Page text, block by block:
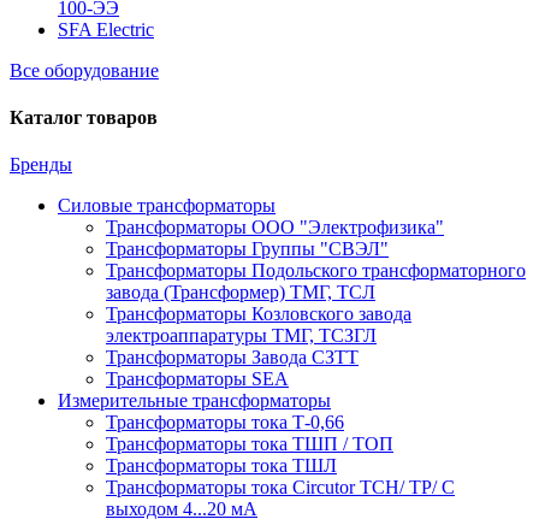
100-ЭЭ
SFA Electric
Все оборудование
Каталог товаров
Бренды
Силовые трансформаторы
Трансформаторы ООО "Электрофизика"
Трансформаторы Группы "СВЭЛ"
Трансформаторы Подольского трансформаторного
завода (Трансформер) ТМГ, ТСЛ
Трансформаторы Козловского завода
электроаппаратуры ТМГ, ТСЗГЛ
Трансформаторы Завода СЗТТ
Трансформаторы SEA
Измерительные трансформаторы
Трансформаторы тока Т-0,66
Трансформаторы тока ТШП / ТОП
Трансформаторы тока ТШЛ
Трансформаторы тока Circutor TCH/ TP/ С
выходом 4...20 мА